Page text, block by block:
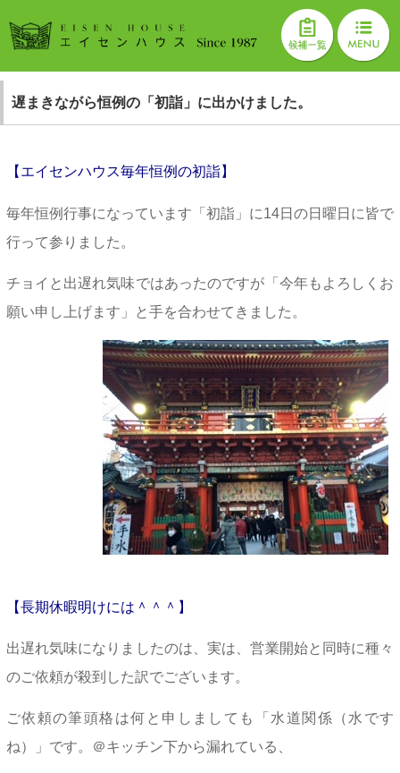
遅まきながら恒例の「初詣」に出かけました。
【エイセンハウス毎年恒例の初詣】
毎年恒例行事になっています「初詣」に14日の日曜日に皆で
行って参りました。
チョイと出遅れ気味ではあったのですが「今年もよろしくお
願い申し上げます」と手を合わせてきました。
【長期休暇明けには＾＾＾】
出遅れ気味になりましたのは、実は、営業開始と同時に種々
のご依頼が殺到した訳でございます。
ご依頼の筆頭格は何と申しましても「水道関係（水です
ね）」です。＠キッチン下から漏れている、